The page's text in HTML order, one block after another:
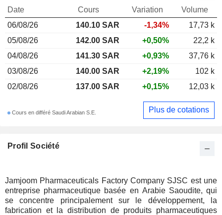
Profil Société
Jamjoom Pharmaceuticals Factory Company SJSC est une
entreprise pharmaceutique basée en Arabie Saoudite, qui
se concentre principalement sur le développement, la
fabrication et la distribution de produits pharmaceutiques
Date Cours Variation
Volume
06/08/26
140.10 SAR -1,34%
17,73 k
05/08/26
142.00 SAR +0,50%
22,2 k
04/08/26
141.30 SAR +0,93%
37,76 k
03/08/26
140.00 SAR +2,19%
102 k
02/08/26
137.00 SAR +0,15% 12,03 k
Cours en différé Saudi Arabian S.E. Plus de cotations